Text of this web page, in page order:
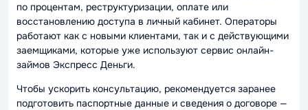
по процентам, реструктуризации, оплате или
восстановлению доступа в личный кабинет. Операторы
работают как с новыми клиентами, так и с действующими
заемщиками, которые уже используют сервис онлайн-
займов Экспресс Деньги.
Чтобы ускорить консультацию, рекомендуется заранее
подготовить паспортные данные и сведения о договоре —